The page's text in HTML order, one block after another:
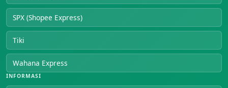
SPX (Shopee Express)
Tiki
Wahana Express
INFORMASI